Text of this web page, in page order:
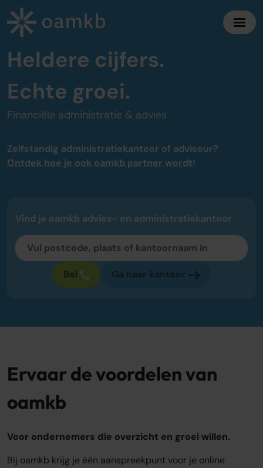
Ervaar de voordelen van oamkb
Heldere cijfers.
Echte groei.
Financiële administratie & advies
Zelfstandig administratiekantoor of adviseur?
Ontdek hoe je ook oamkb partner wordt!
Vind je oamkb advies- en administratiekantoor
Bel Ga naar kantoor
Ervaar de voordelen van
oamkb
Voor ondernemers die overzicht en groei willen.
Bij oamkb krijg je één aanspreekpunt voor je online
Diensten
Online Administratie
Altijd inzicht, vaste maandprijs
Belastingadvies
Maximaal fiscaal voordeel ondernemers
Bedrijfsadvies
Strategisch advies voor groei
Over oamkb
Word oamkb partner
Werken bij
1
FAQ
Login